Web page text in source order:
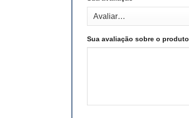
Sua avaliação sobre o produto